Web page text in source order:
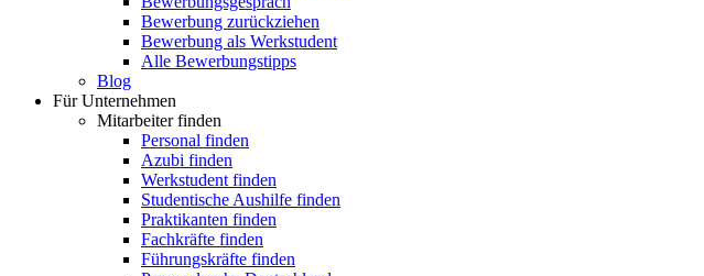
Bewerbung zurückziehen
Bewerbung als Werkstudent
Alle Bewerbungstipps
Blog
Für Unternehmen
Mitarbeiter finden
Personal finden
Azubi finden
Werkstudent finden
Studentische Aushilfe finden
Praktikanten finden
Fachkräfte finden
Führungskräfte finden